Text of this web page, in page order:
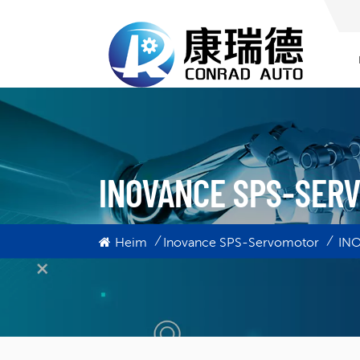
INOVANCE SPS-
Heim / Inovance SPS-Servomotor /